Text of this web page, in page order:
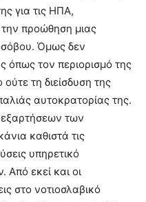
για τις ΗΠΑ,
προώθηση μιας
Όμως δεν
όπως τον περιορισμό της
τη διείσδυση της
αυτοκρατορίας της.
των
καθιστά τις
υπηρετικό
εκεί και οι
στο νοτιοσλαβικό